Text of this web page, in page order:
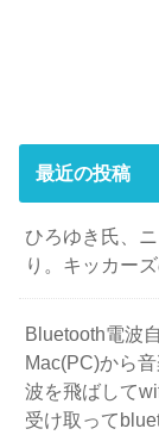
最近の投稿
ひろゆき氏、
り。キッカー
Bluetooth電波
Mac(PC)から
波を飛ばして
受け取って